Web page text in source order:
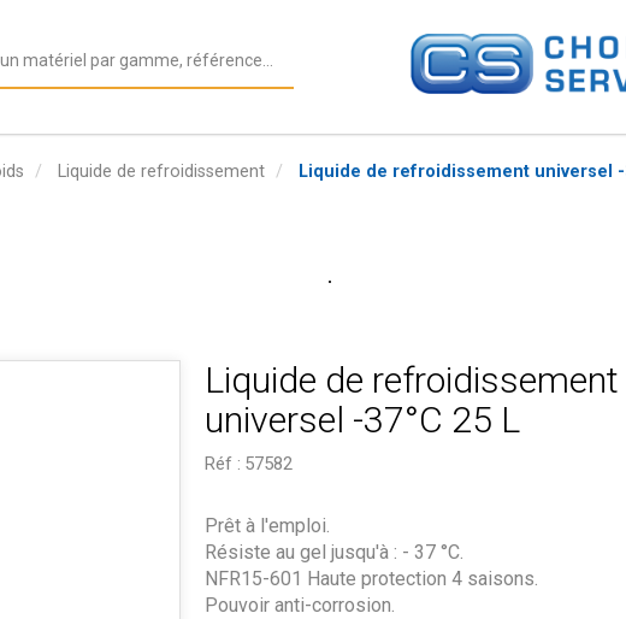
Liquide de refroidissement Liquide de refroidissement universel -
Liquide de refroidissement
universel -37°C 25 L
Réf : 57582
Prêt à l'emploi.
Résiste au gel jusqu'à : - 37 °C.
NFR15-601 Haute protection 4 saisons.
Pouvoir anti-corrosion.